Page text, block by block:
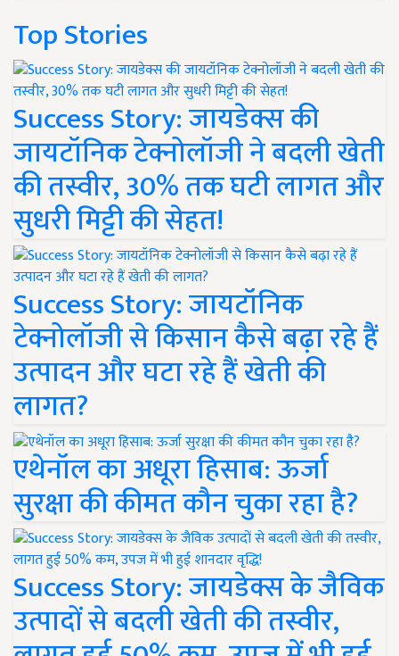
Top Stories
Success Story: जायडेक्स की
जायटॉनिक टेक्नोलॉजी ने बदली खेती
की तस्वीर, 30% तक घटी लागत और
सुधरी मिट्टी की सेहत!
Success Story: जायटॉनिक
टेक्नोलॉजी से किसान कैसे बढ़ा रहे हैं
उत्पादन और घटा रहे हैं खेती की
लागत?
एथेनॉल का अधूरा हिसाब: ऊर्जा
सुरक्षा की कीमत कौन चुका रहा है?
Success Story: जायडेक्स के जैविक
उत्पादों से बदली खेती की तस्वीर,